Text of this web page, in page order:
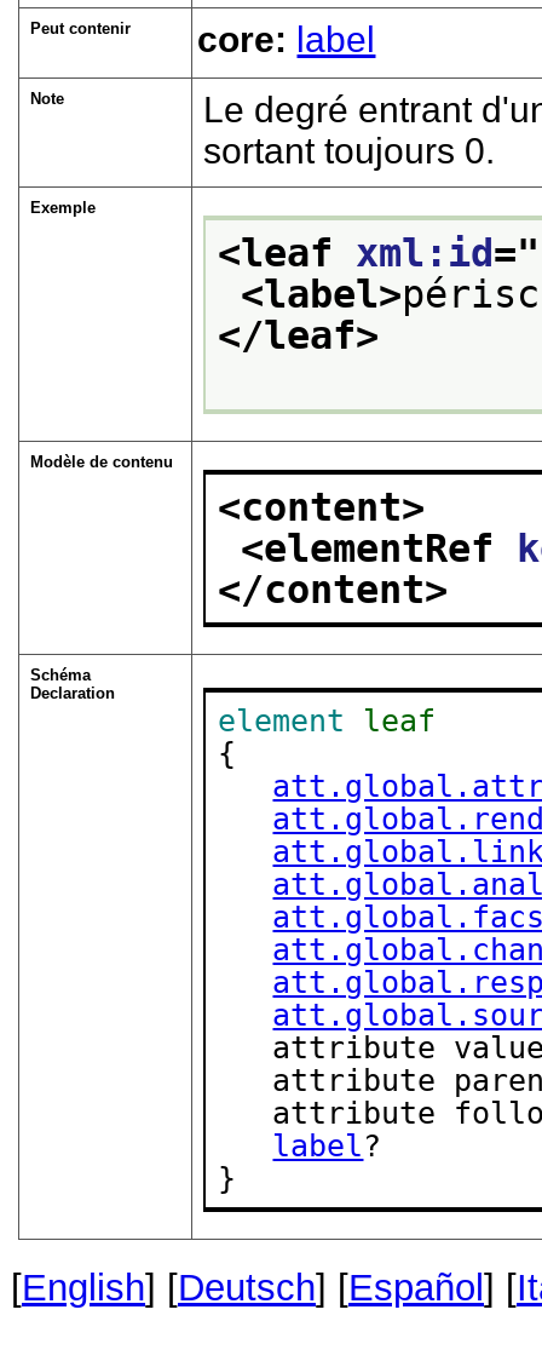
Peut contenir core: label
Note
Le degré entrant
sortant toujours 0.
Exemple
<leaf xml:id="
<label>
</leaf>
Modèle de contenu
<content>
<elementRef
</content>
Schéma
Declaration
element
leaf
{
attribute
attribute
attribute
label?
}
[English] [Deutsch] [Español ] [